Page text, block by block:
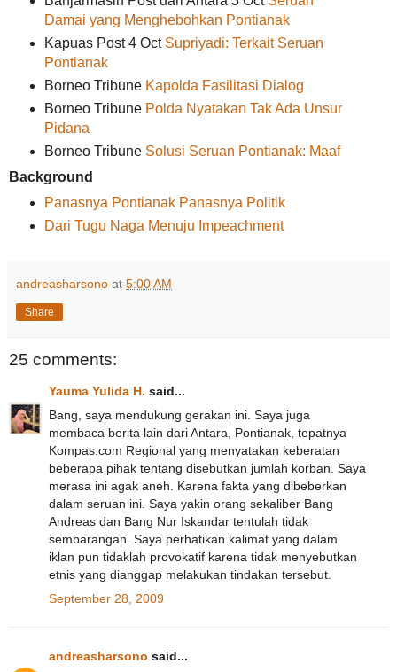
Damai yang Menghebohkan Pontianak
Kapuas Post 4 Oct Supriyadi: Terkait Seruan
Pontianak
Borneo Tribune Kapolda Fasilitasi Dialog
Borneo Tribune Polda Nyatakan Tak Ada Unsur
Pidana
Borneo Tribune Solusi Seruan Pontianak: Maaf
Background
Panasnya Pontianak Panasnya Politik
Dari Tugu Naga Menuju Impeachment
andreasharsono at 5:00 AM
Share
25 comments:
Yauma Yulida H. said...
Bang, saya mendukung gerakan ini. Saya juga
membaca berita lain dari Antara, Pontianak, tepatnya
Kompas.com Regional yang menyatakan keberatan
beberapa pihak tentang disebutkan jumlah korban. Saya
merasa ini agak aneh. Karena fakta yang dibeberkan
dalam seruan ini. Saya yakin orang sekaliber Bang
Andreas dan Bang Nur Iskandar tentulah tidak
sembarangan. Saya perhatikan kalimat yang dalam
iklan pun tidaklah provokatif karena tidak menyebutkan
etnis yang dianggap melakukan tindakan tersebut.
September 28, 2009
andreasharsono said...